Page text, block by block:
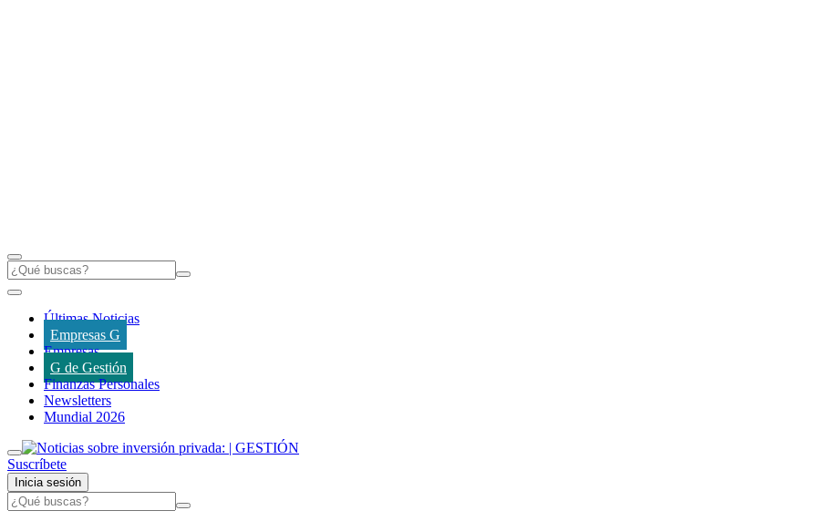
Últimas Noticias
Empresas G
Empresas
G de Gestión
Finanzas Personales
Newsletters
Mundial 2026
Suscríbete
Inicia sesión